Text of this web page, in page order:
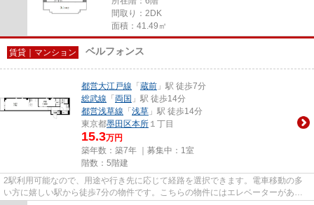
間取り：2DK
面積：41.49㎡
賃貸｜マンション ベルフォンス
都営大江戸線 「 蔵前 」駅 徒歩7分
総武線 「 両国 」駅 徒歩14分
都営浅草線 「 浅草 」駅 徒歩14分
東京都墨田区本所 １丁目
15.3万円
築年数：築7年 ｜募集中： 1室
階数：5階建
2駅利用可能なので、用途や行き先に応じて経路を選択できます。電車移動の多
い方に嬉しい駅から徒歩7分の物件です。こちらの物件にはエレベーターがあり